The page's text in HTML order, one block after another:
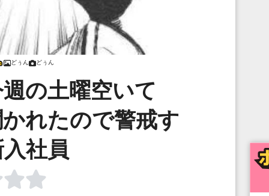
どぅん どぅん
の土曜空いて
れたので警戒す
社員